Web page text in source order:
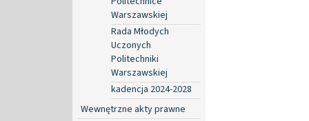
Warszawskiej
Rada Młodych
Uczonych
Politechniki
Warszawskiej
kadencja 2024-2028
Wewnętrzne akty prawne